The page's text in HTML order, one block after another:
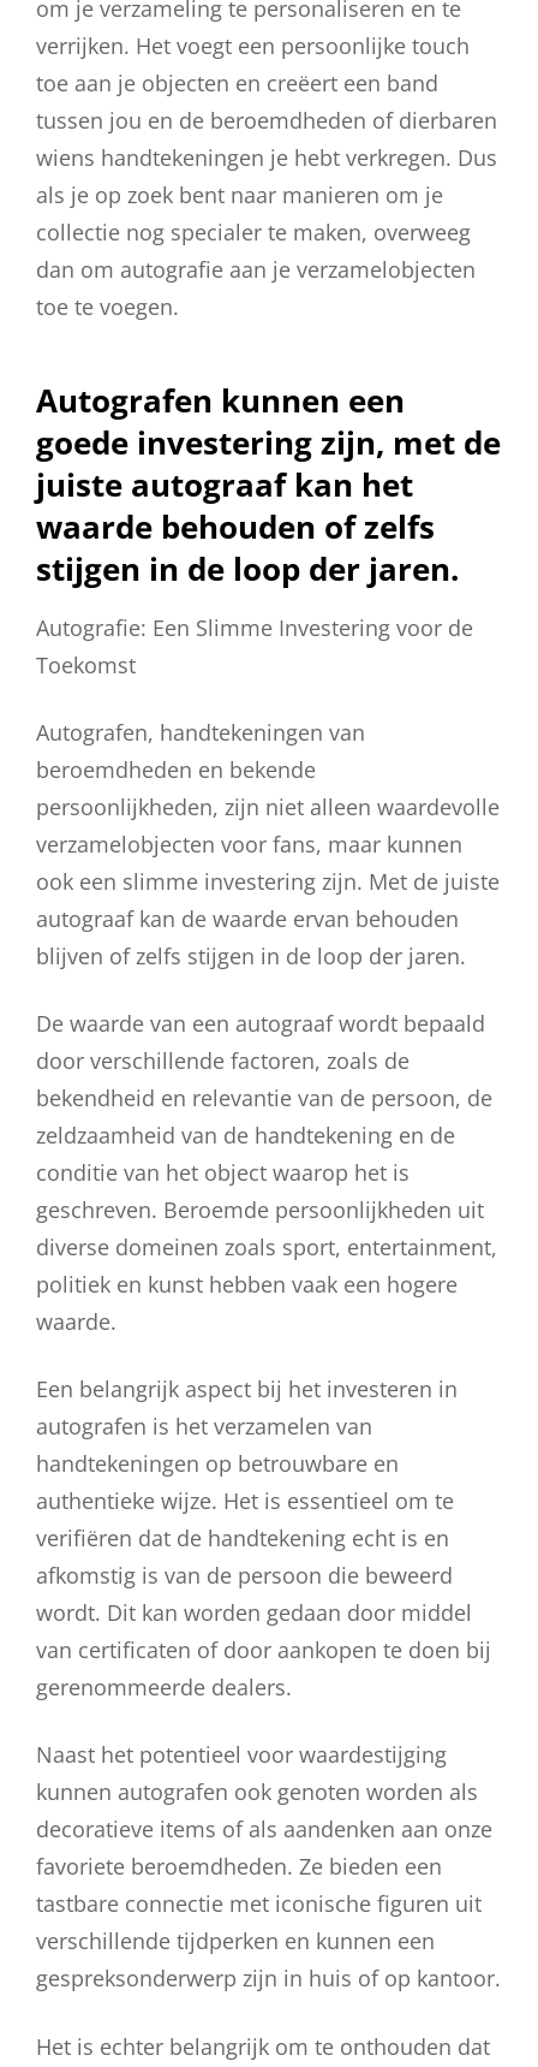
om je verzameling te personaliseren en te
verrijken. Het voegt een persoonlijke touch
toe aan je objecten en creëert een band
tussen jou en de beroemdheden of dierbaren
wiens handtekeningen je hebt verkregen. Dus
als je op zoek bent naar manieren om je
collectie nog specialer te maken, overweeg
dan om autografie aan je verzamelobjecten
toe te voegen.
Autografen kunnen een
goede investering zijn, met de
juiste autograaf kan het
waarde behouden of zelfs
stijgen in de loop der jaren.
Autografie: Een Slimme Investering voor de
Toekomst
Autografen, handtekeningen van
beroemdheden en bekende
persoonlijkheden, zijn niet alleen waardevolle
verzamelobjecten voor fans, maar kunnen
ook een slimme investering zijn. Met de juiste
autograaf kan de waarde ervan behouden
blijven of zelfs stijgen in de loop der jaren.
De waarde van een autograaf wordt bepaald
door verschillende factoren, zoals de
bekendheid en relevantie van de persoon, de
zeldzaamheid van de handtekening en de
conditie van het object waarop het is
geschreven. Beroemde persoonlijkheden uit
diverse domeinen zoals sport, entertainment,
politiek en kunst hebben vaak een hogere
waarde.
Een belangrijk aspect bij het investeren in
autografen is het verzamelen van
handtekeningen op betrouwbare en
authentieke wijze. Het is essentieel om te
verifiëren dat de handtekening echt is en
afkomstig is van de persoon die beweerd
wordt. Dit kan worden gedaan door middel
van certificaten of door aankopen te doen bij
gerenommeerde dealers.
Naast het potentieel voor waardestijging
kunnen autografen ook genoten worden als
decoratieve items of als aandenken aan onze
favoriete beroemdheden. Ze bieden een
tastbare connectie met iconische figuren uit
verschillende tijdperken en kunnen een
gespreksonderwerp zijn in huis of op kantoor.
Het is echter belangrijk om te onthouden dat